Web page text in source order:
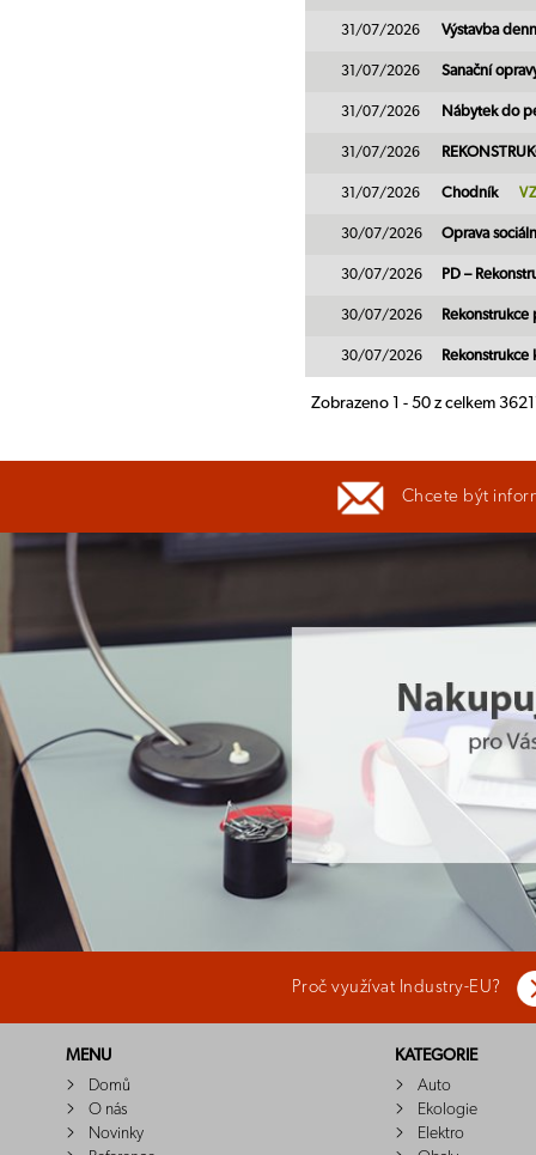
31/07/2026 Výstavba
31/07/2026 Sanační
31/07/2026 Nábytek do
31/07/2026
31/07/2026 Chodník
30/07/2026 Oprava
30/07/2026 PD –
30/07/2026
30/07/2026
Zobrazeno 1 - 50 z celkem
Chcete být
Proč využívat Industry-EU?
MENU
Domů
O nás
Novinky
KATEGORIE
Auto
Ekologie
Elektro